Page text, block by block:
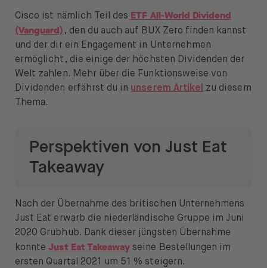
Cisco ist nämlich Teil des ETF All-World Dividend
(Vanguard) , den du auch auf BUX Zero finden kannst
und der dir ein Engagement in Unternehmen
ermöglicht, die einige der höchsten Dividenden der
Welt zahlen. Mehr über die Funktionsweise von
Dividenden erfährst du in unserem Artikel zu diesem
Thema.
Perspektiven von Just Eat
Takeaway
Nach der Übernahme des britischen Unternehmens
Just Eat erwarb die niederländische Gruppe im Juni
2020 Grubhub. Dank dieser jüngsten Übernahme
konnteJust Eat Takeaway seine Bestellungen im
ersten Quartal 2021 um 51 % steigern.